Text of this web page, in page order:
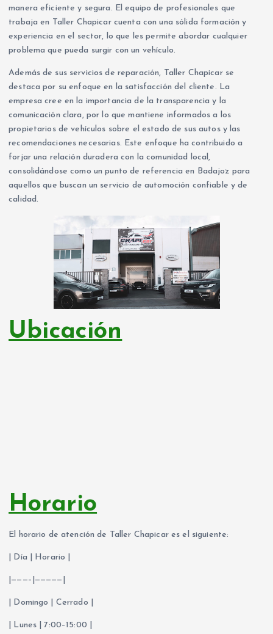
manera eficiente y segura. El equipo de profesionales que
trabaja en Taller Chapicar cuenta con una sólida formación y
experiencia en el sector, lo que les permite abordar cualquier
problema que pueda surgir con un vehículo.
Además de sus servicios de reparación, Taller Chapicar se
destaca por su enfoque en la satisfacción del cliente. La
empresa cree en la importancia de la transparencia y la
comunicación clara, por lo que mantiene informados a los
propietarios de vehículos sobre el estado de sus autos y las
recomendaciones necesarias. Este enfoque ha contribuido a
forjar una relación duradera con la comunidad local,
consolidándose como un punto de referencia en Badajoz para
aquellos que buscan un servicio de automoción confiable y de
calidad.
Ubicación
Horario
El horario de atención de Taller Chapicar es el siguiente:
| Día | Horario |
|———–|—————|
| Domingo | Cerrado |
| Lunes | 7:00–15:00 |